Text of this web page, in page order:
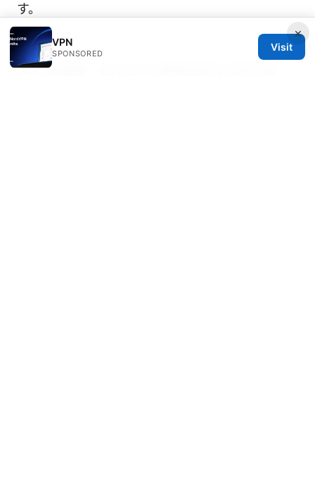
す。
Sources:
Nord加速器：全方位VPN解锁指南与实用评测
×
VPN
SPONSORED
Visit